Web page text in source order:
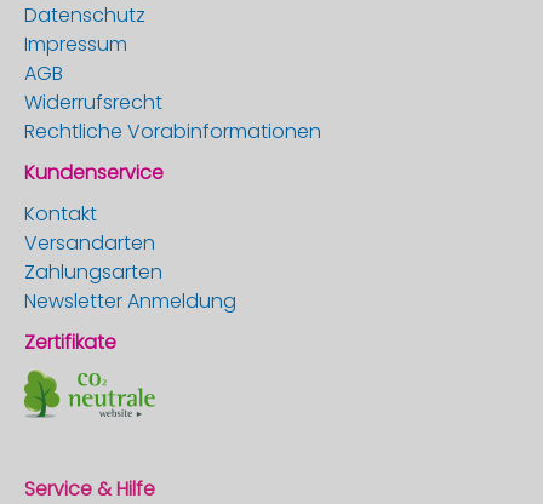
Datenschutz
Impressum
AGB
Widerrufsrecht
Rechtliche Vorabinformationen
Kundenservice
Kontakt
Versandarten
Zahlungsarten
Newsletter Anmeldung
Zertifikate
Service & Hilfe